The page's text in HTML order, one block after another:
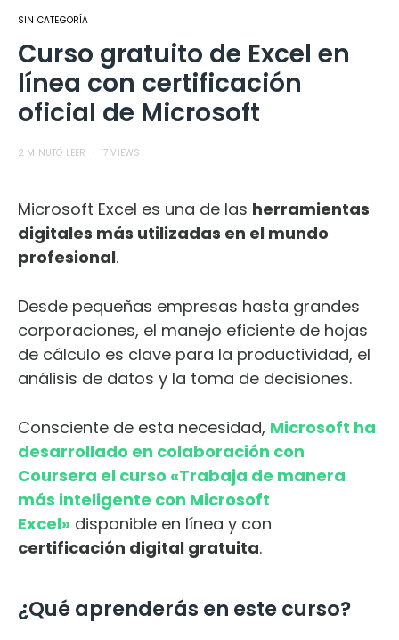
SIN CATEGORÍA
Curso gratuito de Excel en
línea con certificación
oficial de Microsoft
2 MINUTO LEER 17 VIEWS
Microsoft Excel es una de las herramientas
digitales más utilizadas en el mundo
profesional.
Desde pequeñas empresas hasta grandes
corporaciones, el manejo eficiente de hojas
de cálculo es clave para la productividad, el
análisis de datos y la toma de decisiones.
Consciente de esta necesidad, Microsoft ha
desarrollado en colaboración con
Coursera el curso «Trabaja de manera
más inteligente con Microsoft
Excel» disponible en línea y con
certificación digital gratuita.
¿Qué aprenderás en este curso?